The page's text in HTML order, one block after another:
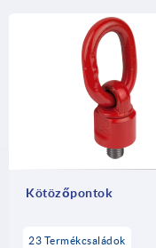
Kötözőpontok
23 Termékcsaládok